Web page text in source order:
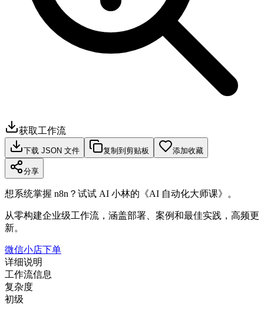
获取工作流
下载 JSON 文件 复制到剪贴板 添加收藏
分享
想系统掌握 n8n？试试 AI 小林的《AI 自动化大师课》。
从零构建企业级工作流，涵盖部署、案例和最佳实践，高频更
新。
微信小店下单
详细说明
工作流信息
复杂度
初级